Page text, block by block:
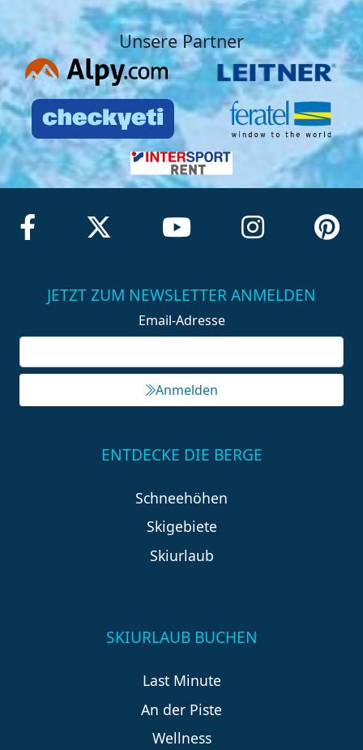
Unsere Partner
JETZT ZUM NEWSLETTER ANMELDEN
Email-Adresse
Anmelden
ENTDECKE DIE BERGE
Schneehöhen
Skigebiete
Skiurlaub
SKIURLAUB BUCHEN
Last Minute
An der Piste
Wellness